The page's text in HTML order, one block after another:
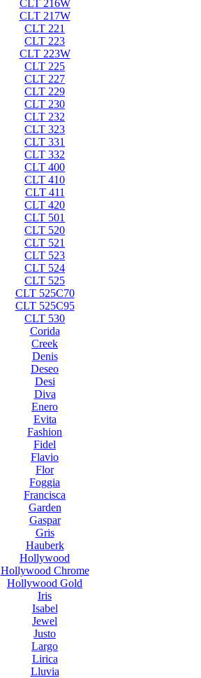
CLT 216W
CLT 217W
CLT 221
CLT 223
CLT 223W
CLT 225
CLT 227
CLT 229
CLT 230
CLT 232
CLT 323
CLT 331
CLT 332
CLT 400
CLT 410
CLT 411
CLT 420
CLT 501
CLT 520
CLT 521
CLT 523
CLT 524
CLT 525
CLT 525C70
CLT 525C95
CLT 530
Corida
Creek
Denis
Deseo
Desi
Diva
Enero
Evita
Fashion
Fidel
Flavio
Flor
Foggia
Francisca
Garden
Gaspar
Gris
Hauberk
Hollywood
Hollywood Chrome
Hollywood Gold
Iris
Isabel
Jewel
Justo
Largo
Lirica
Lluvia